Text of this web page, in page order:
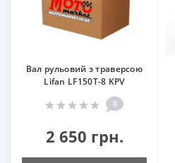
Вал рульовий з траверсою
Lifan LF150T-8 KPV
0
2 650 грн.